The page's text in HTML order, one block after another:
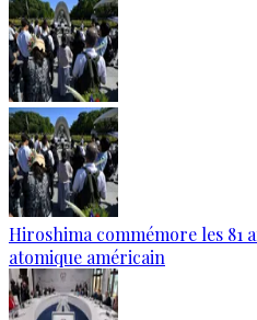
Hiroshima commémore les 81
atomique américain